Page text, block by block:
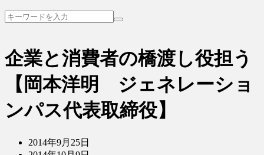
企業と消費者の橋渡し役担う
【岡本洋明 ジェネレーショ
ンパス代表取締役】
2014年9月25日